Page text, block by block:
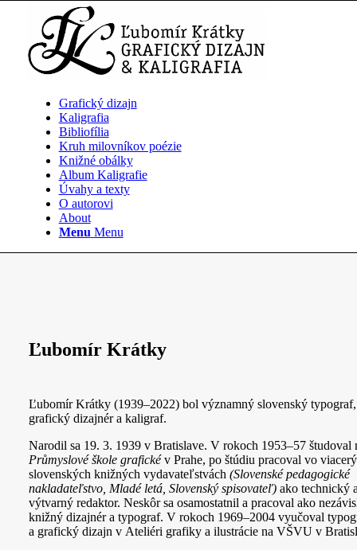
Grafický dizajn
Kaligrafia
Bibliofília
Kruh milovníkov poézie
Knižné obálky
Album Kaligrafie
Úvahy a texty
O autorovi
About
Menu Menu
Ľubomír Krátky
Ľubomír Krátky (1939–2022) bol významný slovenský typograf,
grafický dizajnér a kaligraf.
Narodil sa 19. 3. 1939 v Bratislave. V rokoch 1953–57 študoval
Průmyslové škole grafickév Prahe, po štúdiu pracoval vo
slovenských knižných vydavateľstvách (Slovenské pedagogické
nakladateľstvo, Mladé letá, Slovenský spisovateľ)ako technický
výtvarný redaktor. Neskôr sa osamostatnil a pracoval ako
knižný dizajnér a typograf. V rokoch 1969–2004 vyučoval
a grafický dizajn v Ateliéri grafiky a ilustrácie na VŠVU v